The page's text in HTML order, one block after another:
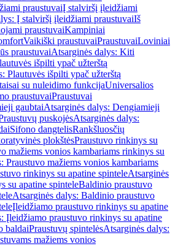
praustuvaiĮ stalviršį įleidžiami
Į stalviršį įleidžiami praustuvaiIš
praustuvaiKampiniai
Vaikiški praustuvaiPraustuvaiLoviniai
praustuvaiAtsarginės dalys: Kiti
išpilti ypač užterštą
Plautuvės išpilti ypač užterštą
su nuleidimo funkcijaUniversalios
praustuvaiPraustuvai
gaubtaiAtsarginės dalys: Dengiamieji
puskojėsAtsarginės dalys:
Sifono dangtelisRankšluosčių
plokštėsPraustuvo rinkinys su
mažiems vonios kambariams rinkinys su
Praustuvo mažiems vonios kambariams
rinkinys su apatine spinteleAtsarginės
su apatine spinteleBaldinio praustuvo
Atsarginės dalys: Baldinio praustuvo
Įleidžiamo praustuvo rinkinys su apatine
Įleidžiamo praustuvo rinkinys su apatine
baldaiPraustuvų spintelėsAtsarginės dalys:
mažiems vonios